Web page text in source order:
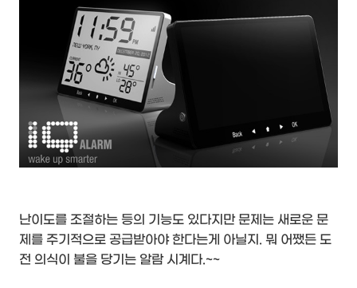
난이도를 조절하는 등의 기능도 있다지만 문제는 새로운 문
제를 주기적으로 공급받아야 한다는게 아닐지. 뭐 어쨌든 도
전 의식이 불을 당기는 알람 시계다.~~